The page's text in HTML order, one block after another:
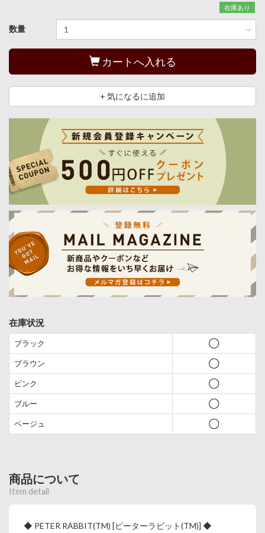
在庫あり
数量
カートへ入れる
+ 気になるに追加
在庫状況
ブラック ◯
ブラウン ◯
ピンク ◯
ブルー ◯
ベージュ ◯
商品について
Item detail
◆ PETER RABBIT(TM) [ピーターラビット(TM)] ◆